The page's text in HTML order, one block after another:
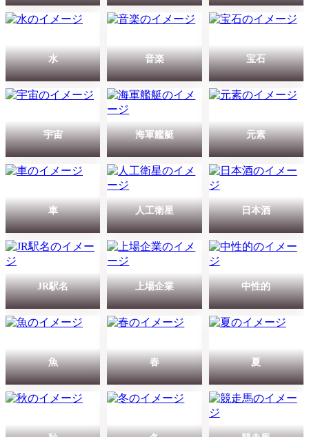
水 音楽 宝石
宇宙 海軍艦艇 元素
車 人工衛星 日本酒
JR駅名 上場企業 中性的
魚 春 夏